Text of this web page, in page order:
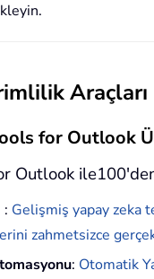
Araçları
for Outlook
Outlook
: Gelişmiş yapay zeka
zahmetsizce
: Otomatik